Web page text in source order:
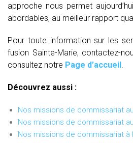
approche nous permet
abordables, au meilleur rapport
Pour toute information sur les
fusion Sainte-Marie, contactez-
consultez notre Page d’accueil
Découvrez aussi :
Nos missions de commissariat
Nos missions de commissariat
Nos missions de commissariat à